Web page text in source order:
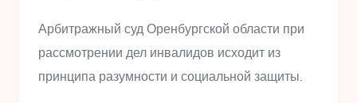
Арбитражный суд Оренбургской области при
рассмотрении дел инвалидов исходит из
принципа разумности и социальной защиты.